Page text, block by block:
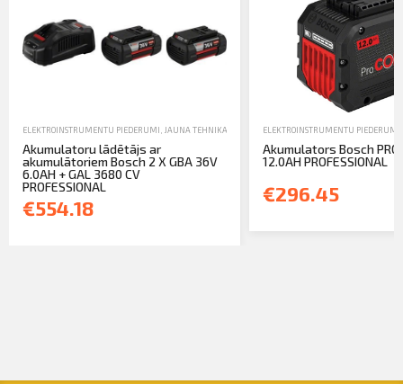
ELEKTROINSTRUMENTU PIEDERUMI JAUNA TEHNIKA ROKAS UN ELEKTROINSTRUMENTI
Akumulatoru lādētājs ar
akumulātoriem Bosch 2 X GBA 36V
6.0AH + GAL 3680 CV
PROFESSIONAL
€554.18
ELEKTROINSTRUMENTU PIEDERUMI
Akumulators Bosch
12.0AH PROFESSIONAL
€296.45